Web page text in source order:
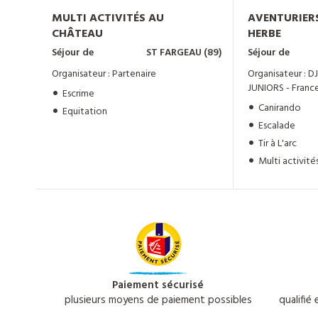
MULTI ACTIVITÉS AU
CHÂTEAU
Séjour de
ST FARGEAU (89)
Organisateur : Partenaire
Escrime
Equitation
HERBE
Séjour de
Organisateur :
JUNIORS -
Canirando
Escalade
Tir à L'arc
Multi
Paiement sécurisé
plusieurs moyens de paiement possibles
qualifié